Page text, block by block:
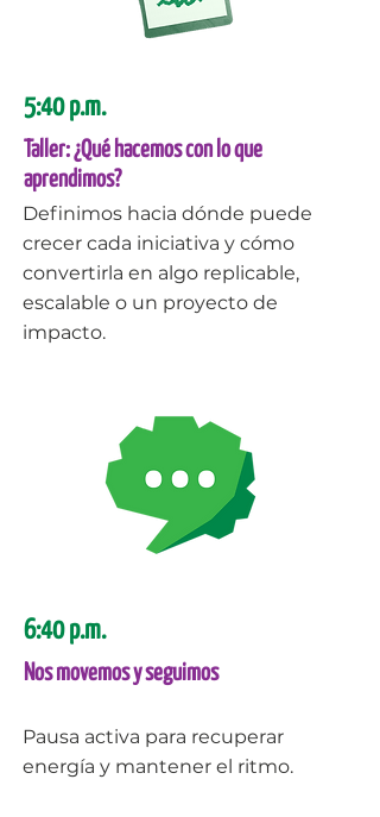
5:40 p.m.
Taller: ¿Qué hacemos con lo que
aprendimos?
Definimos hacia dónde puede
crecer cada iniciativa y cómo
convertirla en algo replicable,
escalable o un proyecto de
impacto.
6:40 p.m.
Nos movemos y seguimos
Pausa activa para recuperar
energía y mantener el ritmo.